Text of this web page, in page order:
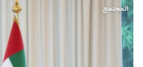
المجتمع